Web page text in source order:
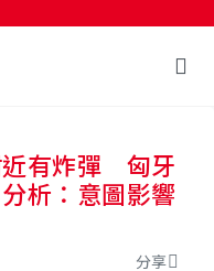
尋
近有炸彈 匈牙
析：意圖影響
分享